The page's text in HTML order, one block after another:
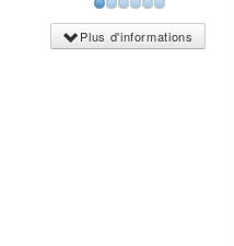
Plus d'informations